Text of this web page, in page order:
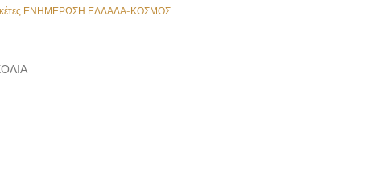
ΕΝΗΜΕΡΩΣΗ ΕΛΛΑΔΑ-ΚΟΣΜΟΣ